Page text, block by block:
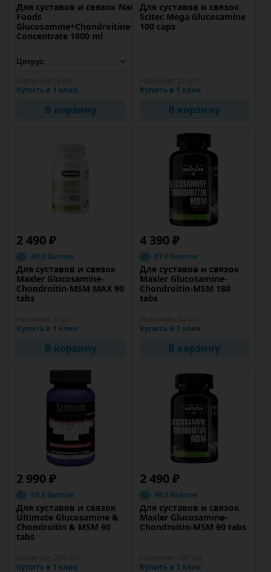
Для суставов и связок Nature
Foods
Glucosamine+Chondroitine+MSM
Concentrate 1000 ml
Купить в 1 клик
В корзину
Для суставов и связок
Scitec Mega Glucosamine
100 caps
Купить в 1 клик
В корзину
2 490 ₽
49.8 баллов
Для суставов и связок
Maxler Glucosamine-
Chondroitin-MSM MAX 90
tabs
Купить в 1 клик
В корзину
4 390 ₽
87.8 баллов
Для суставов и связок
Maxler Glucosamine-
Chondroitin-MSM 180
tabs
Купить в 1 клик
В корзину
2 990 ₽
59.8 баллов
Для суставов и связок
Ultimate Glucosamine &
Chondroitin & MSM 90
tabs
Купить в 1 клик
2 490 ₽
49.8 баллов
Для суставов и связок
Maxler Glucosamine-
Chondroitin-MSM 90 tabs
Купить в 1 клик